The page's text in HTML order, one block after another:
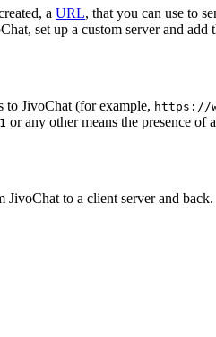
a URL, that you can use to
set up a custom server and
to JivoChat (for example, https://
1 or any other means the presence
JivoChat to a client server and back.